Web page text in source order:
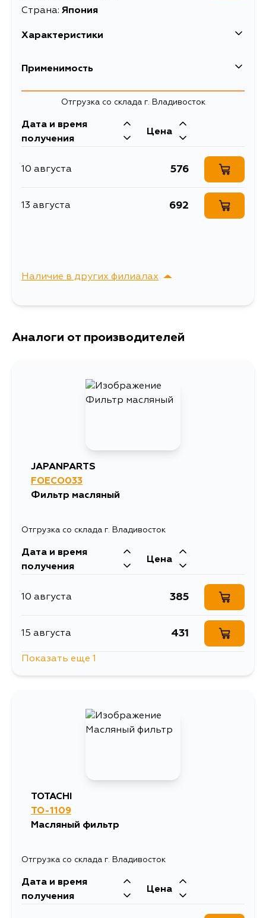
Страна: Япония
Характеристики
Применимость
Отгрузка со склада г. Владивосток
Дата и время
получения
Цена
10 августа 576
13 августа 692
Наличие в других филиалах
г. Владивосток,
Аналоги от производителей
JAPANPARTS
FOECO033
Фильтр масляный
Отгрузка со склада г. Владивосток
Дата и время
получения
Цена
10 августа 385
15 августа 431
Показать еще 1
TOTACHI
TO-1109
Масляный фильтр
Отгрузка со склада г. Владивосток
Дата и время
получения
Цена